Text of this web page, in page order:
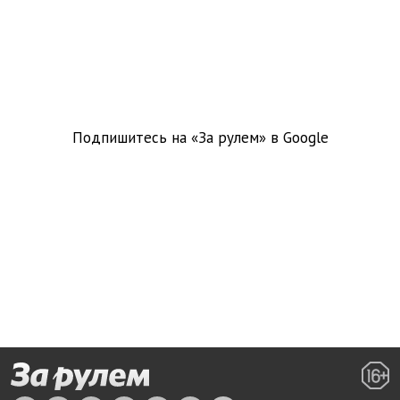
Подпишитесь на «За рулем» в Google